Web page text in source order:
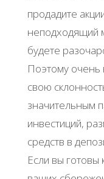
продадите
неподходящий
будете
Поэтому очень
свою
значительным
инвестиций,
средств в
Если вы